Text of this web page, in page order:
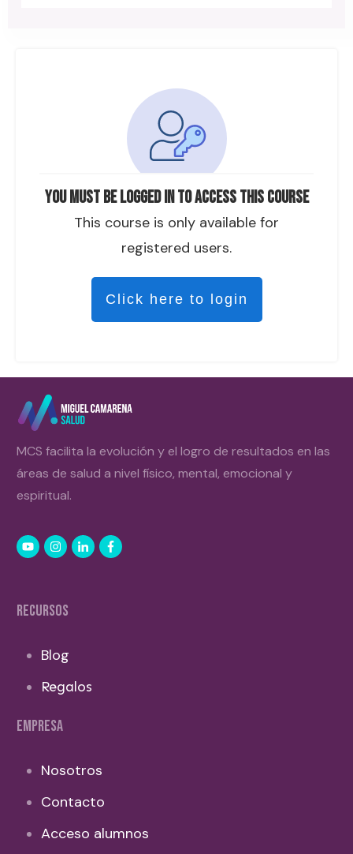
You must be logged in to access this course
This course is only available for
registered users.
Click here to login
MCS facilita la evolución y el logro de resultados en las
áreas de salud a nivel físico, mental, emocional y
espiritual.
RECURSOS
Blog
Regalos
EMPRESA
Nosotros
Contacto
Acceso alumnos